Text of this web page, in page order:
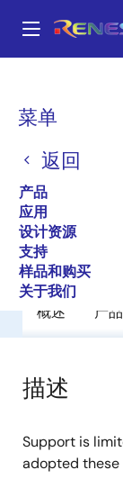
到
菜单
返回
产品
应用
设计资源
支持
样品和购买
关于我们
面
屑过时
Small
概述 产
描述
Support is
adopted